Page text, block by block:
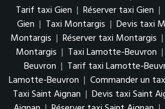
Tarif taxi Gien | Réserver taxi Gien |
Gien | Taxi Montargis | Devis taxi
Montargis | Réserver taxi Montargis |
Montargis | Taxi Lamotte-Beuvron |
Beuvron | Tarif taxi Lamotte-
Lamotte-Beuvron | Commander un
Taxi Saint Aignan | Devis taxi Saint